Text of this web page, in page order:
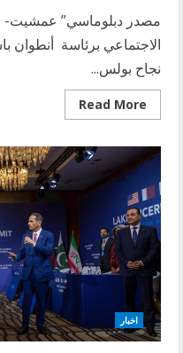
مصدر دبلوماسي” عمشيت-
الاجتماعي برئاسة أنطوان
نجاح بولس...
Read More
Read
more
جبيل
الثقافي
الاجتماعي
يكرّم
الإعلامية
بولس
مرعب
ويحتفي
بمسيرة
الصحافي
نخلة
مرعب…
وكتاب
جديد
يوثّق
اخبار